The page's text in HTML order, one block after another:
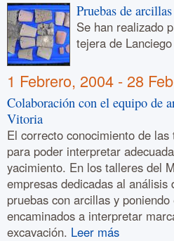
Pruebas de
Se han realizado
tejera de
1 Febrero, 2004 - 28
Colaboración con el equipo de
Vitoria
El correcto conocimiento de
para poder interpretar
yacimiento. En los talleres del
empresas dedicadas al
pruebas con arcillas y
encaminados a interpretar
excavación. Leer más